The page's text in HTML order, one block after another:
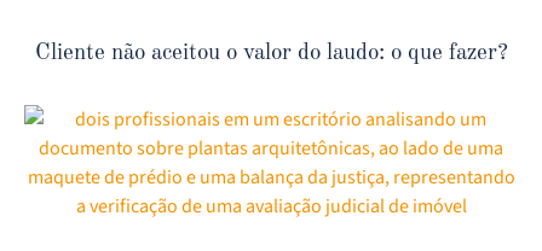
Cliente não aceitou o valor do laudo: o que fazer?